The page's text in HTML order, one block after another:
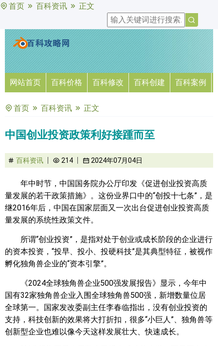
首页 百科资讯 正文
网站首页 百科价格 百科修改 百科创建 百科案例
首页 百科资讯 正文
中国创业投资政策利好接踵而至
百科资讯 214 2024年07月04日
年中时节，中国国务院办公厅印发《促进创业投资高质
量发展的若干政策措施》。这份业界口中的“创投十七条”，是
继2016年后，中国在国家层面又一次出台促进创业投资高质
量发展的系统性政策文件。
所谓“创业投资”，是指对处于创业或成长阶段的企业进行
的资本投资，“投早、投小、投硬科技”是其典型特征，被视作
孵化独角兽企业的“资本引擎”。
《2024全球独角兽企业500强发展报告》显示，今年中
国有32家独角兽企业入围全球独角兽500强，新增数量位居
全球第一。国家发改委副主任李春临指出，没有创业投资的
支持，科技创新的效果将大打折扣，很多“小巨人”、独角兽等
创新型企业也难以像今天这样发展壮大、快速成长。